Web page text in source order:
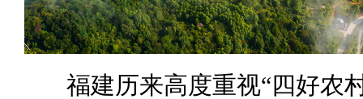
福建历来高度重视“四好农